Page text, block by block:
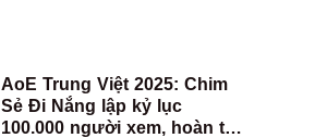
AoE Trung Việt 2025: Chim
Sẻ Đi Nắng lập kỷ lục
100.000 người xem, hoàn tất